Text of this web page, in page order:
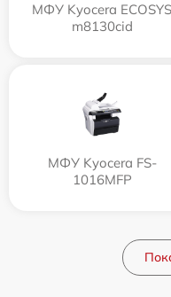
МФУ Kyocera ECOSYS
m8130cid
МФУ Kyocera FS-
1016MFP